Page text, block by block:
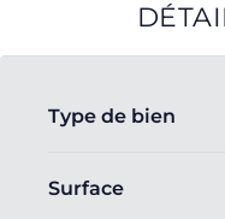
Type de bien
Surface